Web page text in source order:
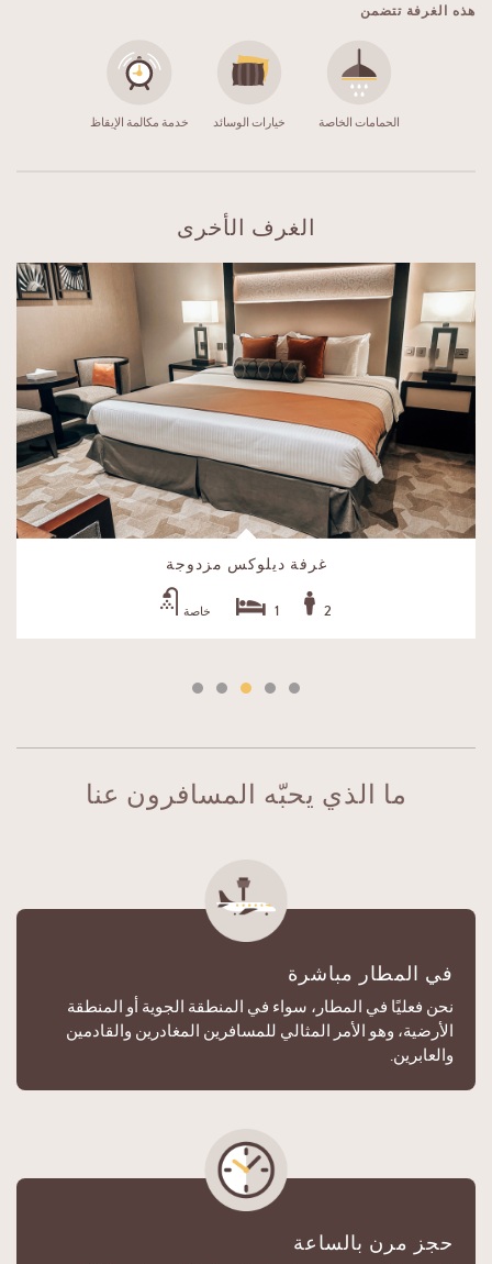
هذه الغرفة تتضمن
الحمامات الخاصة خيارات الوسائد خدمة مكالمة الإيقاظ
الغرف الأخرى
غرفة ديلوكس مزدوجة
2
1 خاصة
ما الذي يحبّه المسافرون عنا
في المطار مباشرة
نحن فعليًا في المطار، سواء في المنطقة الجوية أو المنطقة
الأرضية، وهو الأمر المثالي للمسافرين المغادرين والقادمين
والعابرين.
حجز مرن بالساعة